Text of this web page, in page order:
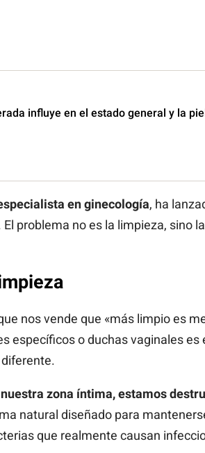
influye en el estado general y la
en ginecología, ha
problema no es la limpieza, sino
nos vende que «más limpio es
específicos o duchas vaginales
zona íntima, estamos
natural diseñado para
que realmente causan